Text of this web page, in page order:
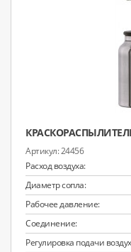
24456
Расход воздуха:
Диаметр сопла:
Рабочее давление:
Соединение:
Регулировка подачи